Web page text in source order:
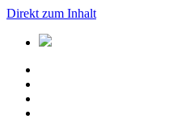
Direkt zum Inhalt